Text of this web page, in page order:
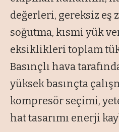
değerleri, gereksiz eş
soğutma, kısmi yük
eksiklikleri toplam
Basınçlı hava
yüksek basınçta
kompresör seçimi,
hat tasarımı enerji